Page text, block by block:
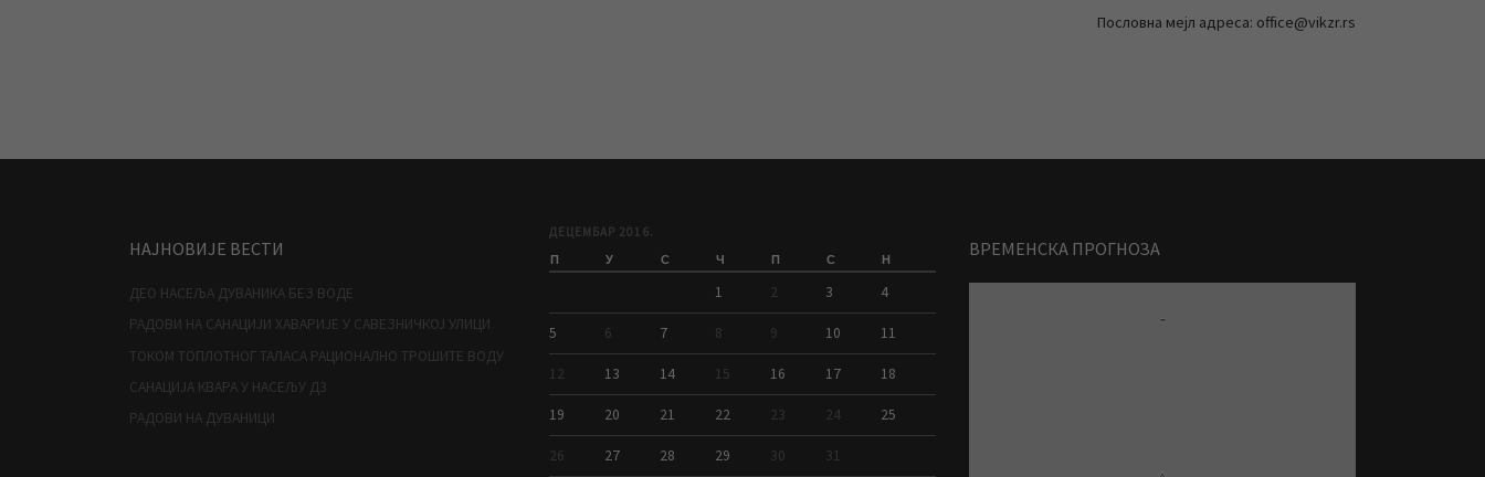
Пословна мејл адреса: office@vikzr.rs
НАЈНОВИЈЕ ВЕСТИ
ДЕО НАСЕЉА ДУВАНИКА БЕЗ ВОДЕ
РАДОВИ НА САНАЦИЈИ ХАВАРИЈЕ У САВЕЗНИЧКОЈ УЛИЦИ
ТОКОМ ТОПЛОТНОГ ТАЛАСА РАЦИОНАЛНО ТРОШИТЕ ВОДУ
САНАЦИЈА КВАРА У НАСЕЉУ Д3
РАДОВИ НА ДУВАНИЦИ
ДЕЦЕМБАР 2016.
П У С Ч П С Н
1 2 3 4
5 6 7 8 9 10 11
12 13 14 15 16 17 18
19 20 21 22 23 24 25
26 27 28 29 30 31
ВРЕМЕНСКА ПРОГНОЗА
-